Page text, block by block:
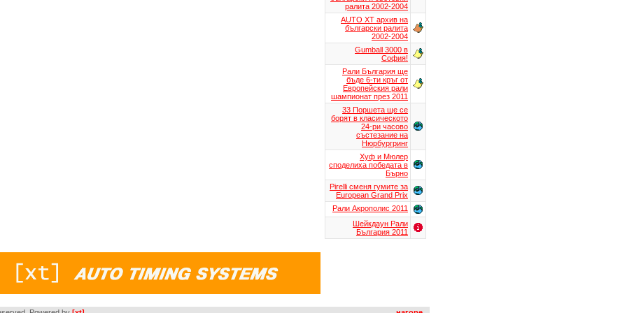
ралита 2002-2004
AUTO XT aрхив на
български ралита
2002-2004
Gumball 3000 в
София!
Рали България ще
бъде 6-ти кръг от
Европейския рали
шампионат през 2011
33 Поршета ще се
борят в класическото
24-ри часово
състезание на
Нюрбургринг
Хуф и Мюлер
споделиха победата в
Бърно
Pirelli сменя гумите за
European Grand Prix
Рали Акрополис 2011
Шейкдаун Рали
България 2011